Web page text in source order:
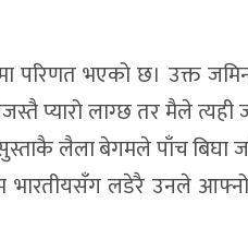
परिणत भएको छ। उक्त
प्यारो लाग्छ तर मैले त्यही
लैला बेगमले पाँच बिघा
भारतीयसँग लडेरै उनले